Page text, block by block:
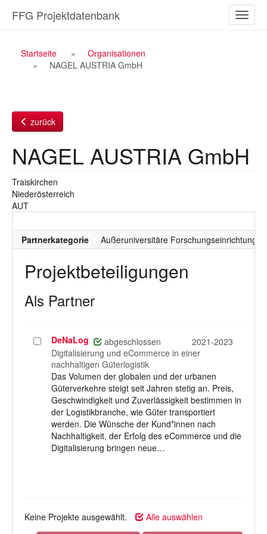
Inhalt
ein-/
FFG Projektdatenbank
Breadcrumb
Navigation
Startseite
Organisationen
NAGEL AUSTRIA GmbH
zurück
NAGEL AUSTRIA GmbH
Traiskirchen
Niederösterreich
AUT
Partnerkategorie Außeruniversitäre Forschungseinrichtung
Projektbeteiligungen
Als Partner
Projekt
auswählen
DeNaLog abgeschlossen
2021-2023
Digitalisierung und eCommerce in einer
nachhaltigen Güterlogistik
Das Volumen der globalen und der urbanen
Güterverkehre steigt seit Jahren stetig an. Preis,
Geschwindigkeit und Zuverlässigkeit bestimmen in
der Logistikbranche, wie Güter transportiert
werden. Die Wünsche der Kund*innen nach
Nachhaltigkeit, der Erfolg des eCommerce und die
Digitalisierung bringen neue…
Keine Projekte ausgewählt. Alle auswählen